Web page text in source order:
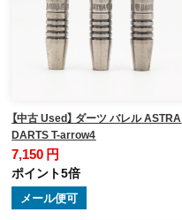
【中古 Used】 ダーツ バレル ASTRA
DARTS T-arrow4
7,150 円
ポイント5倍
メール便可